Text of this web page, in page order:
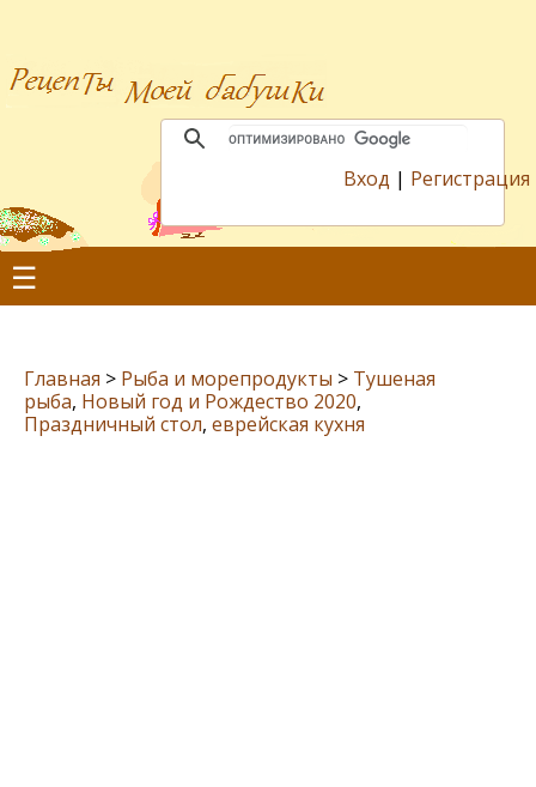
Вход | Регистрация
☰
Главная > Рыба и морепродукты > Тушеная
рыба, Новый год и Рождество 2020,
Праздничный стол, еврейская кухня